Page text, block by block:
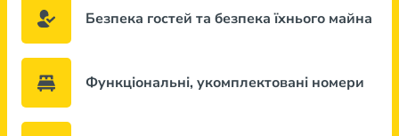
Безпека гостей та безпека їхнього майна
Функціональні, укомплектовані номери